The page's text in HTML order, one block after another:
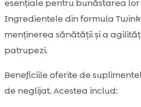
esențiale pentru bunăstarea
Ingredientele din formula
menținerea sănătății și a
patrupezi.
Beneficiile oferite de
de neglijat. Acestea includ: